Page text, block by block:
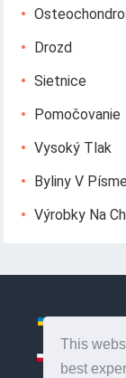
This
best
Drozd
Sietnice
Pomočovanie
Vysoký Tlak
Byliny V
Výrobky Na